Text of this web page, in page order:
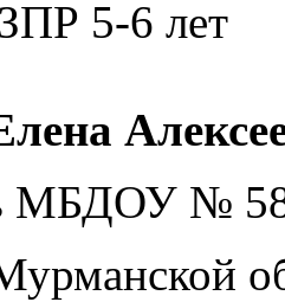
5-6 лет
МБДОУ №